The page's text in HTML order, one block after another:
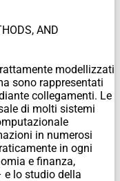
AND
modellizzati
sono rappresentati
collegamenti. Le
di molti sistemi
in numerosi
in ogni
e finanza,
e lo studio della